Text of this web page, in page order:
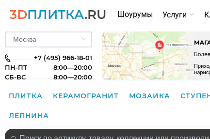
3DПЛИТКА.RU Шоурумы Услуги
+7 (495) 966-18-01
ПН-ПТ
8:00—20:00
СБ-ВС
8:00—20:00
ПЛИТКА КЕРАМОГРАНИТ МОЗАИКА
ЛЕПНИНА